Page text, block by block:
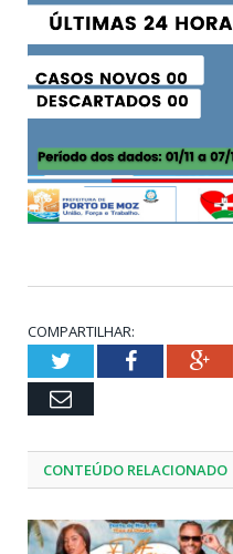
COMPARTILHAR:
TwitterFacebook
Email
CONTEÚDO RELACIONADO